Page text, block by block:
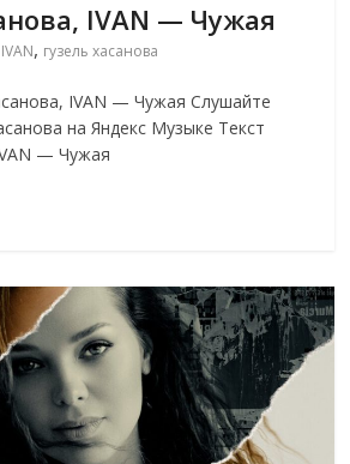
IVAN — Чужая
IVAN, гузель хасанова
IVAN — Чужая Слушайте
на Яндекс Музыке Текст
— Чужая